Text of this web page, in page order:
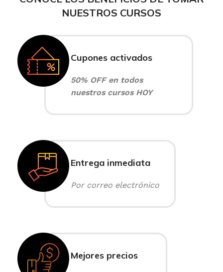
NUESTROS CURSOS
Cupones activados
50% OFF en todos
nuestros cursos HOY
Entrega inmediata
Por correo electrónico
Mejores precios